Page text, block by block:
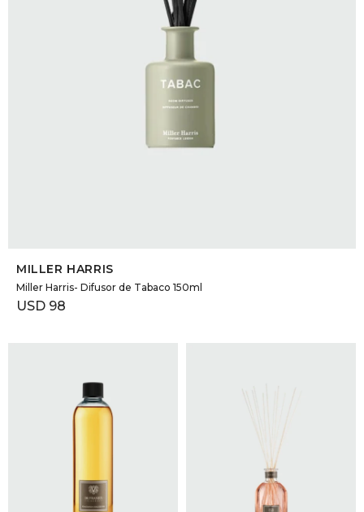
MILLER HARRIS
Miller Harris- Difusor de Tabaco 150ml
USD 98